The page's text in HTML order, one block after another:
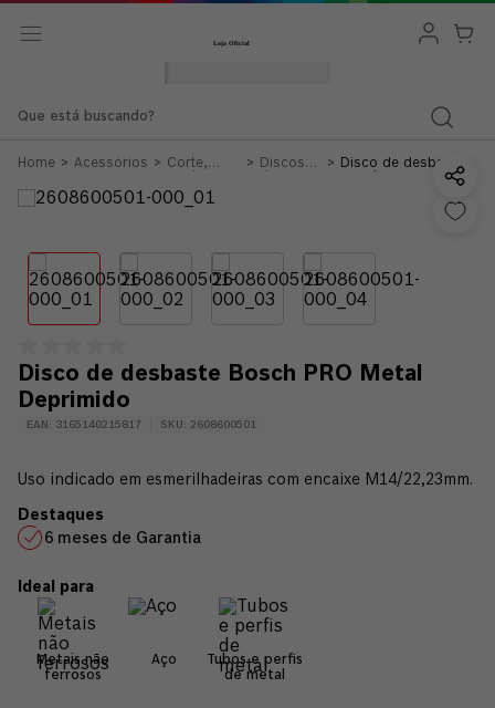
Acessórios
Corte,
Escovação
Discos
Disco de desbaste
Bosch PRO Metal
Disco de desbaste Bosch PRO Metal
Deprimido
EAN : 3165140215817 SKU : 2608600501
Uso indicado em esmerilhadeiras com encaixe M14/22,23mm.
6 meses de Garantia
Metais não
ferrosos
Aço
Tubos e perfis
de metal